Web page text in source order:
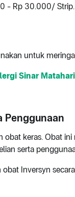
- Rp 30.000/ Strip.
untuk
Sinar
Penggunaan
obat keras. Obat
serta
Inversyn